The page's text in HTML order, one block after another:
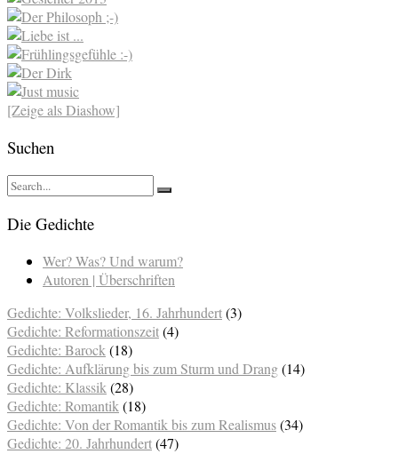
[Zeige als Diashow]
Suchen
Die Gedichte
Wer? Was? Und warum?
Autoren | Überschriften
Gedichte: Volkslieder, 16. Jahrhundert(3)
Gedichte: Reformationszeit(4)
Gedichte: Barock (18)
Gedichte: Aufklärung bis zum Sturm und Drang(14)
Gedichte: Klassik (28)
Gedichte: Romantik (18)
Gedichte: Von der Romantik bis zum Realismus(34)
Gedichte: 20. Jahrhundert(47)